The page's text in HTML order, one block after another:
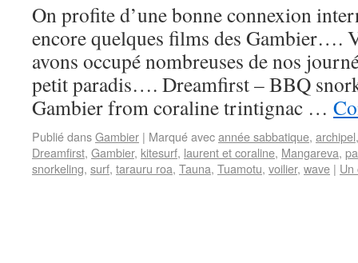
On profite d’une bonne connexion
encore quelques films des Gambier….
avons occupé nombreuses de nos
petit paradis…. Dreamfirst – BBQ
Gambier from coraline trintignac …
Publié dansGambier | Marqué avecannée sabbatique, archipel
Dreamfirst, Gambier, kitesurf, laurent et coraline, Mangareva,
snorkeling, surf, tarauru roa, Tauna, Tuamotu, voilier, wave | Un